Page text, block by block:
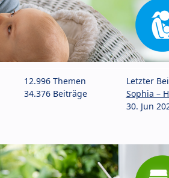
12.996 Themen
34.376 Beiträge
Letzter
Sophia –
30. Jun